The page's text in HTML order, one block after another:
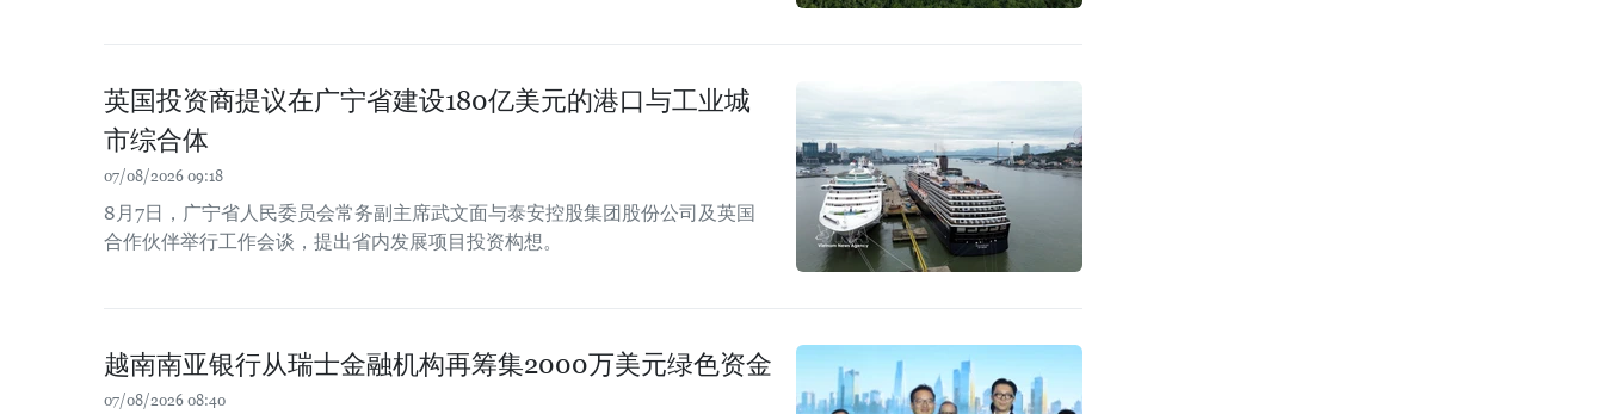
英国投资商提议在广宁省建设180亿美元的港口与工业城
市综合体
07/08/2026 09:18
8月7日，广宁省人民委员会常务副主席武文面与泰安控股集团股份公司及英国
合作伙伴举行工作会谈，提出省内发展项目投资构想。
越南南亚银行从瑞士金融机构再筹集2000万美元绿色资金
07/08/2026 08:40